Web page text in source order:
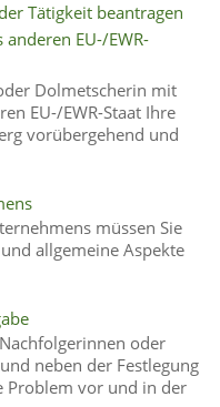
Tätigkeit beantragen
EU-/EWR-
Dolmetscherin mit
EU-/EWR-Staat Ihre
vorübergehend und
müssen Sie
allgemeine Aspekte
oder
neben der Festlegung
Problem vor und in der